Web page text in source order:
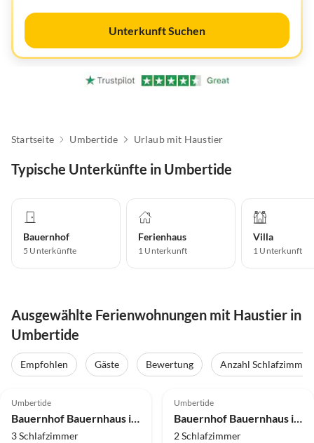
Unterkunft Suchen
Startseite Umbertide Urlaub mit Haustier
Typische Unterkünfte in Umbertide
Bauernhof
5 Unterkünfte
Ferienhaus
1 Unterkunft
Villa
1 Unterkunft
Ausgewählte Ferienwohnungen mit Haustier in
Umbertide
Empfohlen Gäste Bewertung
Anzahl Schlafzimmer
Umbertide
Bauernhof Bauernhaus in Umbrien mit Gartenblick
3 Schlafzimmer
Umbertide
Bauernhof Bauernhaus in Umbertide am Trasimeno-See
2 Schlafzimmer